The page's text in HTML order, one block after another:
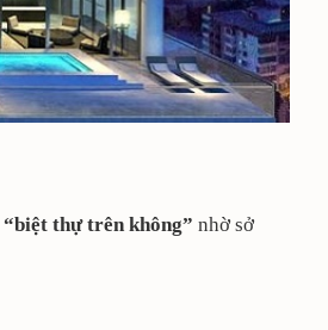
“biệt thự trên không” nhờ sở